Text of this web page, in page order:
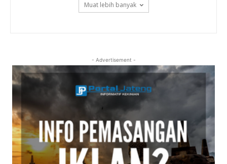
Muat lebih banyak
- Advertisement -